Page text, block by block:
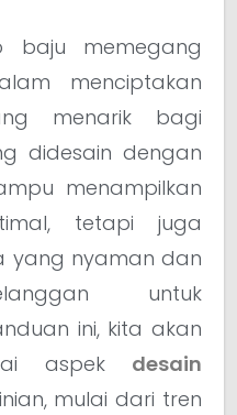
memegang
menciptakan
menarik bagi
didesain dengan
menampilkan
tetapi juga
yang nyaman dan
untuk
ini, kita akan
aspek desain
mulai dari tren